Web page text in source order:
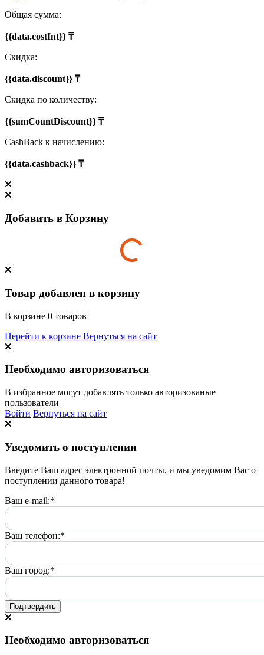
Общая сумма:
{{data.costInt}} ₸
Скидка:
{{data.discount}} ₸
Скидка по количеству:
{{sumCountDiscount}} ₸
CashBack к начислению:
{{data.cashback}} ₸
Добавить в Корзину
Товар добавлен в корзину
В корзине 0 товаров
Перейти к корзине Вернуться на сайт
Необходимо авторизоваться
В избранное могут добавлять только авторизованые
пользователи
Войти Вернуться на сайт
Уведомить о поступлении
Введите Ваш адрес электронной почты, и мы уведомим Вас о
поступлении данного товара!
Ваш e-mail:*
Ваш телефон:*
Ваш город:*
Подтвердить
Необходимо авторизоваться